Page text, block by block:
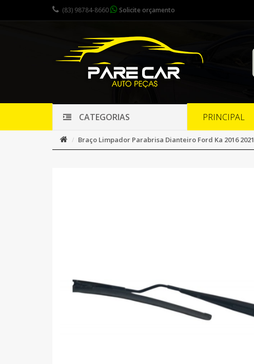
(83) 98784-8660 Solicite orçamento
CATEGORIAS PRINCIPAL
Braço Limpador Parabrisa Dianteiro Ford Ka 2016 2021